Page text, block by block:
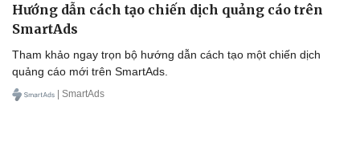
Doanh nghiệp
Thông tin doanh nghiệp
Hướng dẫn cách tạo chiến dịch quảng cáo trên
SmartAds
Tham khảo ngay trọn bộ hướng dẫn cách tạo một chiến dịch
quảng cáo mới trên SmartAds.
| SmartAds